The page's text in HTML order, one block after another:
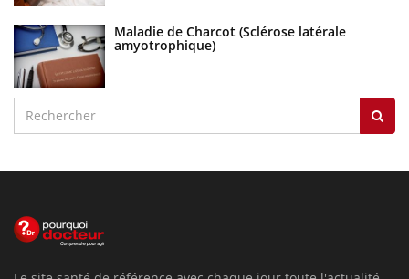
Maladie de Charcot (Sclérose latérale
amyotrophique)